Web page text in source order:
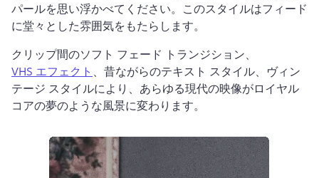
パールを思い浮かべてください。このスタイルはフィード
に堂々とした雰囲気をもたらします。
クリップ間のソフト フェード トランジション、
VHS エフェクト
、昔ながらのテキスト スタイル、ヴィン
テージ スタイルにより、あらゆる現代の映像がロイヤル
コアの夢のような風景に変わります。